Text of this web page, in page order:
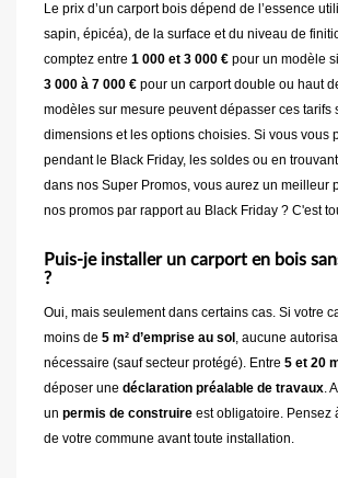
Le prix d’un carport bois dépend de l’essence
sapin, épicéa), de la surface et du niveau de
comptez entre 1 000 et 3 000 € pour un modèle
3 000 à 7 000 € pour un carport double ou haut
modèles sur mesure peuvent dépasser ces tarifs
dimensions et les options choisies. Si vous vous
pendant le Black Friday, les soldes ou en
dans nos Super Promos, vous aurez un meilleur
nos promos par rapport au Black Friday ? C'est
Puis-je installer un carport en bois
?
Oui, mais seulement dans certains cas. Si votre
moins de 5 m² d’emprise au sol , aucune
nécessaire (sauf secteur protégé). Entre 5 et 20
déposer une déclaration préalable de travaux.
un permis de construire est obligatoire. Pensez
de votre commune avant toute installation.